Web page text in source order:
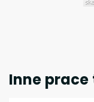
Inne